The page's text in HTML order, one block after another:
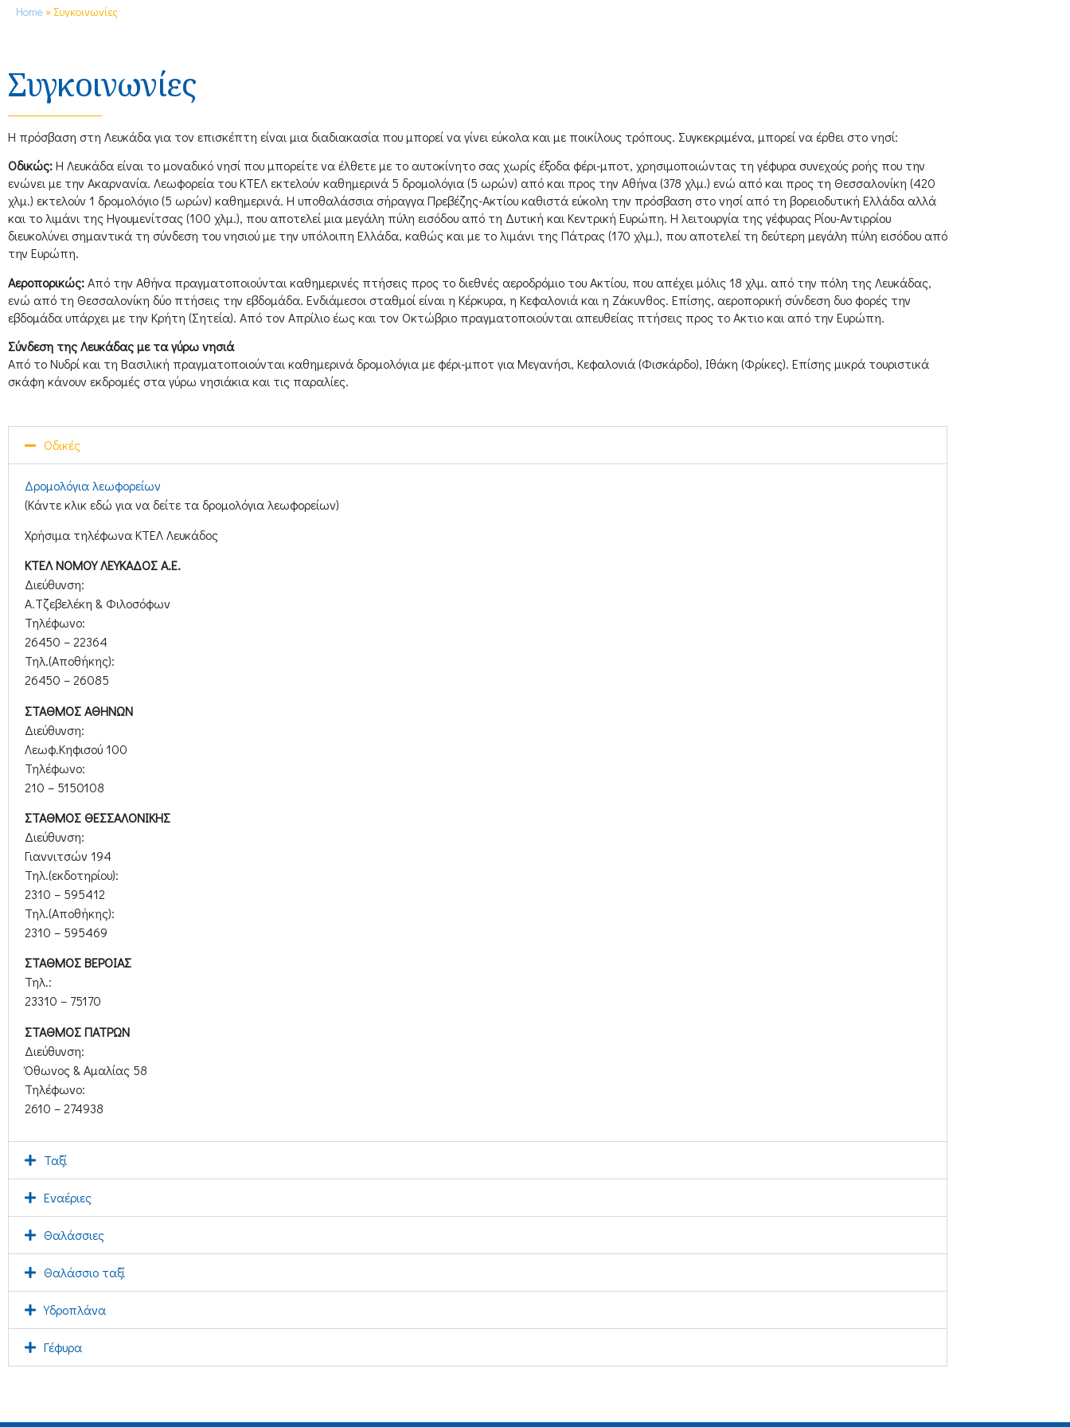
Home » Συγκοινωνίες
Συγκοινωνίες
Η πρόσβαση στη Λευκάδα για τον επισκέπτη είναι μια διαδιακασία που μπορεί να γίνει εύκολα και με ποικίλους τρόπους. Συγκεκριμένα, μπορεί να έρθει στο νησί:
Οδικώς:Η Λευκάδα είναι το μοναδικό νησί που μπορείτε να έλθετε με το αυτοκίνητο σας χωρίς έξοδα φέρι-μποτ, χρησιμοποιώντας τη γέφυρα συνεχούς ροής που την
ενώνει με την Ακαρνανία. Λεωφορεία του KTEΛ εκτελούν καθημερινά 5 δρομολόγια (5 ωρών) από και προς την Aθήνα (378 χλμ.) ενώ από και προς τη Θεσσαλονίκη (420
χλμ.) εκτελούν 1 δρομολόγιο (5 ωρών) καθημερινά. Η υποθαλάσσια σήραγγα Πρεβέζης-Ακτίου καθιστά εύκολη την πρόσβαση στο νησί από τη βορειοδυτική Ελλάδα αλλά
και το λιμάνι της Ηγουμενίτσας (100 χλμ.), που αποτελεί μια μεγάλη πύλη εισόδου από τη Δυτική και Κεντρική Ευρώπη. Η λειτουργία της γέφυρας Ρίου-Αντιρρίου
διευκολύνει σημαντικά τη σύνδεση του νησιού με την υπόλοιπη Ελλάδα, καθώς και με το λιμάνι της Πάτρας (170 χλμ.), που αποτελεί τη δεύτερη μεγάλη πύλη εισόδου από
την Ευρώπη.
Αεροπορικώς:Από την Αθήνα πραγματοποιούνται καθημερινές πτήσεις προς το διεθνές αεροδρόμιο του Aκτίου, που απέχει μόλις 18 χλμ. από την πόλη της Λευκάδας,
ενώ από τη Θεσσαλονίκη δύο πτήσεις την εβδομάδα. Eνδιάμεσοι σταθμοί είναι η Kέρκυρα, η Kεφαλονιά και η Zάκυνθος. Eπίσης, αεροπορική σύνδεση δυο φορές την
εβδομάδα υπάρχει με την Kρήτη (Σητεία). Aπό τον Aπρίλιο έως και τον Oκτώβριο πραγματοποιούνται απευθείας πτήσεις προς το Ακτιο και από την Ευρώπη.
Σύνδεση της Λευκάδας με τα γύρω νησιά
Από το Νυδρί και τη Bασιλική πραγματοποιούνται καθημερινά δρομολόγια με φέρι-μποτ για Μεγανήσι, Κεφαλονιά (Φισκάρδο), Ιθάκη (Φρίκες). Επίσης μικρά τουριστικά
σκάφη κάνουν εκδρομές στα γύρω νησιάκια και τις παραλίες.
Οδικές
Δρομολόγια λεωφορείων
(Κάντε κλικ εδώ για να δείτε τα δρομολόγια λεωφορείων)
Χρήσιμα τηλέφωνα ΚΤΕΛ Λευκάδος
ΚΤΕΛ ΝΟΜΟΥ ΛΕΥΚΑΔΟΣ Α.Ε.
Διεύθυνση:
Α.Τζεβελέκη & Φιλοσόφων
Τηλέφωνο:
26450 – 22364
Τηλ.(Αποθήκης):
26450 – 26085
ΣΤΑΘΜΟΣ ΑΘΗΝΩΝ
Διεύθυνση:
Λεωφ.Κηφισού 100
Τηλέφωνο:
210 – 5150108
ΣΤΑΘΜΟΣ ΘΕΣΣΑΛΟΝΙΚΗΣ
Διεύθυνση:
Γιαννιτσών 194
Τηλ.(εκδοτηρίου):
2310 – 595412
Τηλ.(Αποθήκης):
2310 – 595469
ΣΤΑΘΜΟΣ ΒΕΡΟΙΑΣ
Τηλ.:
23310 – 75170
ΣΤΑΘΜΟΣ ΠΑΤΡΩΝ
Διεύθυνση:
Όθωνος & Αμαλίας 58
Τηλέφωνο:
2610 – 274938
Ταξί
Εναέριες
Θαλάσσιες
Θαλάσσιο ταξί
Υδροπλάνα
Γέφυρα